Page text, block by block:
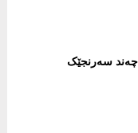
سەرنجێک